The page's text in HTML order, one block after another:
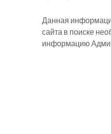
Данная
сайта в поиске
информацию